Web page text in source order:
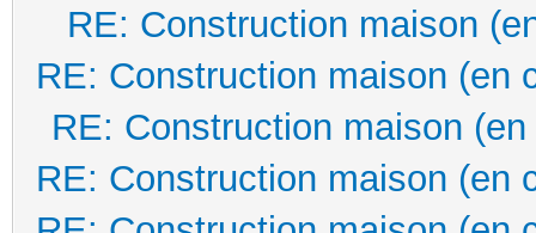
RE: Construction maison
RE: Construction maison (en
RE: Construction maison
RE: Construction maison (en